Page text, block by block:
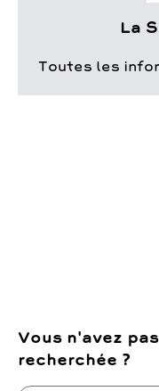
La
Toutes les
Vous n'avez
recherchée ?